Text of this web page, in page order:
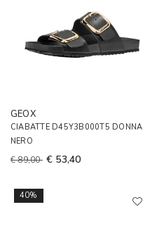
GEOX
CIABATTE D45Y3B000T5 DONNA
NERO
€ 89,00 € 53,40
40%